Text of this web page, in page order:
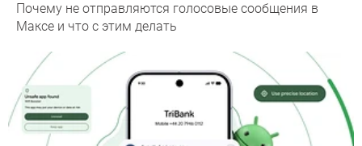
Почему не отправляются голосовые сообщения в
Максе и что с этим делать